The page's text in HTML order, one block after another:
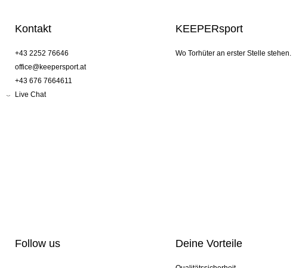
Kontakt
+43 2252 76646
office@keepersport.at
+43 676 7664611
Live Chat
KEEPERsport
Wo Torhüter an erster Stelle stehen.
Follow us Deine Vorteile